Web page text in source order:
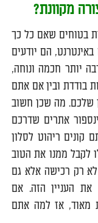
מקוונת?
בטוחים שאם כל כך
הם יודעים
יותר חכמה ונוחה,
בודדת ובין אם אתם
שלכם. מה שכן חשוב
אתרים שדרכם
קונים ריהוט לסלון
לקבל ממנו את הטוב
לא רק רכישה אלא גם
את העניין הזה. אם
מאוד, אז למה אתם